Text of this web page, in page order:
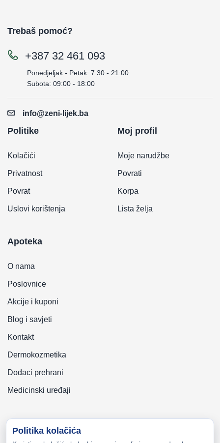
Trebaš pomoć?
+387 32 461 093
Ponedjeljak - Petak: 7:30 - 21:00
Subota: 09:00 - 18:00
info@zeni-lijek.ba
Politike
Kolačići
Privatnost
Povrat
Uslovi korištenja
Moj profil
Moje narudžbe
Povrati
Korpa
Lista želja
Apoteka
O nama
Poslovnice
Akcije i kuponi
Blog i savjeti
Kontakt
Dermokozmetika
Dodaci prehrani
Medicinski uređaji
Politika kolačića